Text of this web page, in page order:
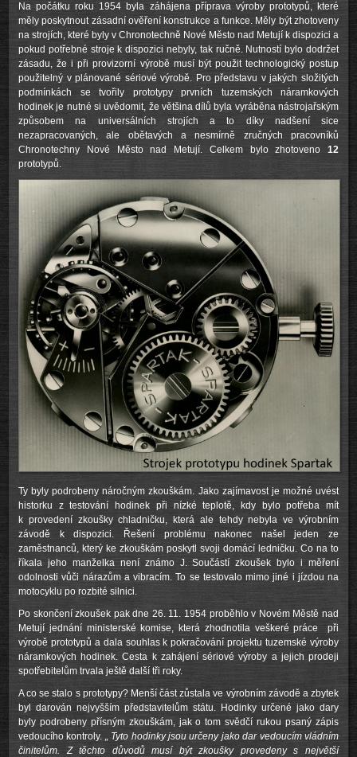
Na počátku roku 1954 byla záhájena příprava výroby prototypů, které
měly poskytnout zásadní ověření konstrukce a funkce. Měly být zhotoveny
na strojích, které byly v Chronotechně Nové Město nad Metují k dispozici a
pokud potřebné stroje k dispozici nebyly, tak ručně. Nutností bylo dodržet
zásadu, že i při provizorní výrobě musí být použit technologický postup
použitelný v plánované sériové výrobě. Pro představu v jakých složitých
podmínkách se tvořily prototypy prvních tuzemských náramkových
hodinek je nutné si uvědomit, že většina dílů byla vyráběna nástrojařským
způsobem na universálních strojích a to díky nadšení sice
nezapracovaných, ale obětavých a nesmírně zručných pracovníků
Chronotechny Nové Město nad Metují. Celkem bylo zhotoveno 12
prototypů.
Ty byly podrobeny náročným zkouškám. Jako zajímavost je možné uvést
historku z testování hodinek při nízké teplotě, kdy bylo potřeba mít
k provedení zkoušky chladničku, která ale tehdy nebyla ve výrobním
závodě k dispozici. Řešení problému nakonec našel jeden ze
zaměstnanců, který ke zkouškám poskytl svoji domácí ledničku. Co na to
říkala jeho manželka není známo J. Součástí zkoušek bylo i měření
odolnosti vůči nárazům a vibracím. To se testovalo mimo jiné i jízdou na
motocyklu po rozbité silnici.
Po skončení zkoušek pak dne 26. 11. 1954 proběhlo v Novém Městě nad
Metují jednání ministerské komise, která zhodnotila veškeré práce při
výrobě prototypů a dala souhlas k pokračování projektu tuzemské výroby
náramkových hodinek. Cesta k zahájení sériové výroby a jejich prodeji
spotřebitelům trvala ještě další tři roky.
A co se stalo s prototypy? Menší část zůstala ve výrobním závodě a zbytek
byl darován nejvyšším představitelům státu. Hodinky určené jako dary
byly podrobeny přísným zkouškám, jak o tom svědčí rukou psaný zápis
vedoucího kontroly.
„ Tyto hodinky jsou určeny jako dar vedoucím vládním
činitelům. Z těchto důvodů musí být zkoušky provedeny s největší